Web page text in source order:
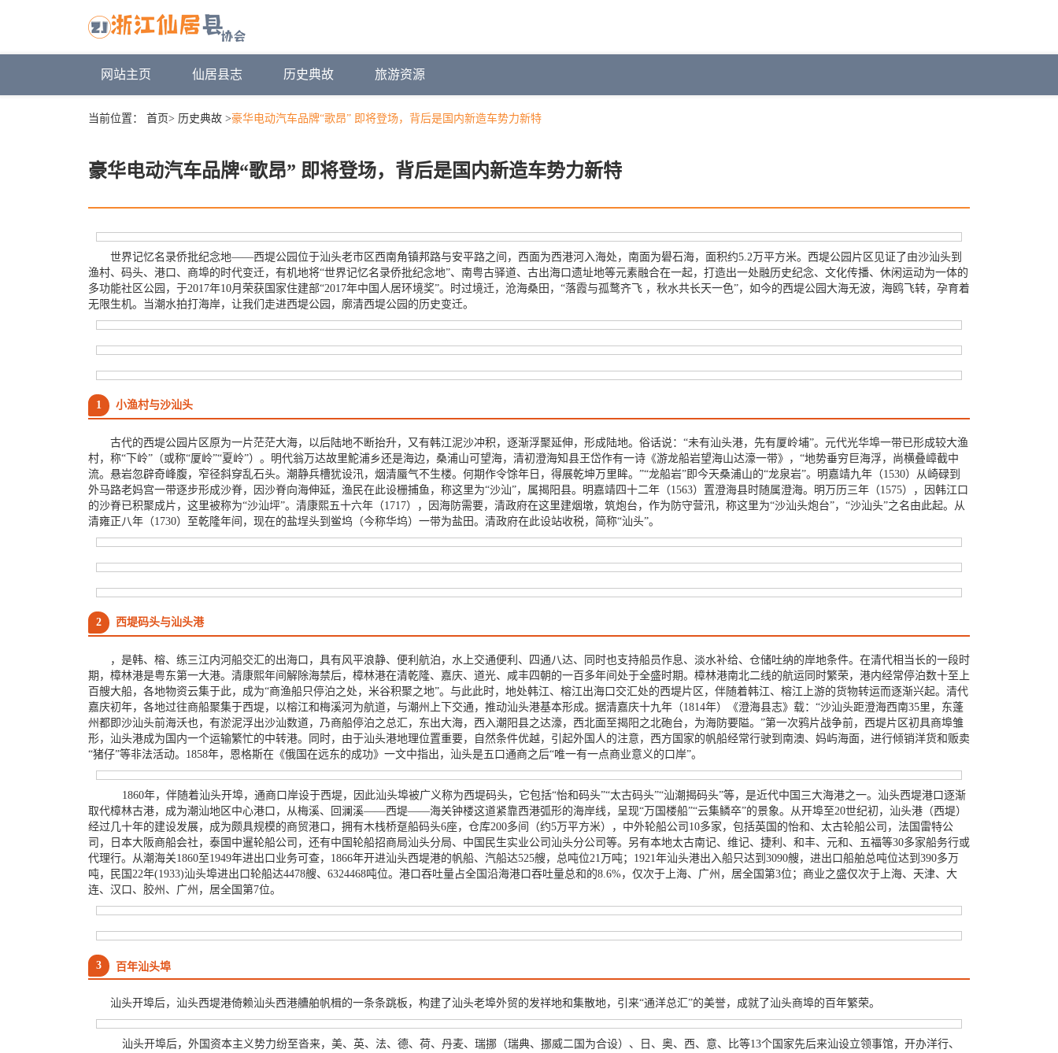
网站主页 仙居县志 历史典故 旅游资源
当前位置： 首页> 历史典故 >豪华电动汽车品牌“歌昂” 即将登场，背后是国内新造车势力新特
豪华电动汽车品牌“歌昂” 即将登场，背后是国内新造车势力新特
世界记忆名录侨批纪念地——西堤公园位于汕头老市区西南角镇邦路与安平路之间，西面为西港河入海处，南面为礐石海，面积约5.2万平方米。西堤公园片区见证了由沙汕头到
渔村、码头、港口、商埠的时代变迁，有机地将“世界记忆名录侨批纪念地”、南粤古驿道、古出海口遗址地等元素融合在一起，打造出一处融历史纪念、文化传播、休闲运动为一体的
多功能社区公园，于2017年10月荣获国家住建部“2017年中国人居环境奖”。时过境迁，沧海桑田，“落霞与孤鹜齐飞 ，秋水共长天一色”，如今的西堤公园大海无波，海鸥飞转，孕育着
无限生机。当潮水拍打海岸，让我们走进西堤公园，廓清西堤公园的历史变迁。
1 小渔村与沙汕头
古代的西堤公园片区原为一片茫茫大海，以后陆地不断抬升，又有韩江泥沙冲积，逐渐浮聚延伸，形成陆地。俗话说：“未有汕头港，先有厦岭埔”。元代光华埠一带已形成较大渔
村，称“下岭”（或称“厦岭”“夏岭”）。明代翁万达故里鮀浦乡还是海边，桑浦山可望海，清初澄海知县王岱作有一诗《游龙船岩望海山达濠一带》，“地势垂穷巨海浮，尚横叠嶂截中
流。悬岩忽辟奇峰腹，窄径斜穿乱石头。潮静兵槽犹设汛，烟清蜃气不生楼。何期作令馀年日，得展乾坤万里眸。”“龙船岩”即今天桑浦山的“龙泉岩”。明嘉靖九年（1530）从崎碌到
外马路老妈宫一带逐步形成沙脊，因沙脊向海伸延，渔民在此设栅捕鱼，称这里为“沙汕”，属揭阳县。明嘉靖四十二年（1563）置澄海县时随属澄海。明万历三年（1575），因韩江口
的沙脊已积聚成片，这里被称为“沙汕坪”。清康熙五十六年（1717），因海防需要，清政府在这里建烟墩，筑炮台，作为防守营汛，称这里为“沙汕头炮台”，“沙汕头”之名由此起。从
清雍正八年（1730）至乾隆年间，现在的盐埕头到鲎坞（今称华坞）一带为盐田。清政府在此设站收税，简称“汕头”。
2 西堤码头与汕头港
，是韩、榕、练三江内河船交汇的出海口，具有风平浪静、便利航泊，水上交通便利、四通八达、同时也支持船员作息、淡水补给、仓储吐纳的岸地条件。在清代相当长的一段时
期，樟林港是粤东第一大港。清康熙年间解除海禁后，樟林港在清乾隆、嘉庆、道光、咸丰四朝的一百多年间处于全盛时期。樟林港南北二线的航运同时繁荣，港内经常停泊数十至上
百艘大船，各地物资云集于此，成为“商渔船只停泊之处，米谷积聚之地”。与此此时，地处韩江、榕江出海口交汇处的西堤片区，伴随着韩江、榕江上游的货物转运而逐渐兴起。清代
嘉庆初年，各地过往商船聚集于西堤，以榕江和梅溪河为航道，与潮州上下交通，推动汕头港基本形成。据清嘉庆十九年（1814年）《澄海县志》载：“沙汕头距澄海西南35里，东蓬
州都即沙汕头前海沃也，有淤泥浮出沙汕数道，乃商船停泊之总汇，东出大海，西入潮阳县之达濠，西北面至揭阳之北砲台，为海防要隘。”第一次鸦片战争前，西堤片区初具商埠雏
形，汕头港成为国内一个运输繁忙的中转港。同时，由于汕头港地理位置重要，自然条件优越，引起外国人的注意，西方国家的帆船经常行驶到南澳、妈屿海面，进行倾销洋货和贩卖
“猪仔”等非法活动。1858年，恩格斯在《俄国在远东的成功》一文中指出，汕头是五口通商之后“唯一有一点商业意义的口岸”。
1860年，伴随着汕头开埠，通商口岸设于西堤，因此汕头埠被广义称为西堤码头，它包括“怡和码头”“太古码头”“汕潮揭码头”等，是近代中国三大海港之一。汕头西堤港口逐渐
取代樟林古港，成为潮汕地区中心港口，从梅溪、回澜溪——西堤——海关钟楼这道紧靠西港弧形的海岸线，呈现“万国楼船”“云集鳞卒”的景象。从开埠至20世纪初，汕头港（西堤）
经过几十年的建设发展，成为颇具规模的商贸港口，拥有木栈桥趸船码头6座，仓库200多间（约5万平方米），中外轮船公司10多家，包括英国的怡和、太古轮船公司，法国雷特公
司，日本大阪商船会社，泰国中暹轮船公司，还有中国轮船招商局汕头分局、中国民生实业公司汕头分公司等。另有本地太古南记、维记、捷利、和丰、元和、五福等30多家船务行或
代理行。从潮海关1860至1949年进出口业务可查，1866年开进汕头西堤港的帆船、汽船达525艘，总吨位21万吨；1921年汕头港出入船只达到3090艘，进出口船舶总吨位达到390多万
吨，民国22年(1933)汕头埠进出口轮船达4478艘、6324468吨位。港口吞吐量占全国沿海港口吞吐量总和的8.6%，仅次于上海、广州，居全国第3位；商业之盛仅次于上海、天津、大
连、汉口、胶州、广州，居全国第7位。
3 百年汕头埠
汕头开埠后，汕头西堤港倚赖汕头西港艚舶帆楫的一条条跳板，构建了汕头老埠外贸的发祥地和集散地，引来“通洋总汇”的美誉，成就了汕头商埠的百年繁荣。
汕头开埠后，外国资本主义势力纷至沓来，美、英、法、德、荷、丹麦、瑞挪（瑞典、挪威二国为合设）、日、奥、西、意、比等13个国家先后来汕设立领事馆，开办洋行、